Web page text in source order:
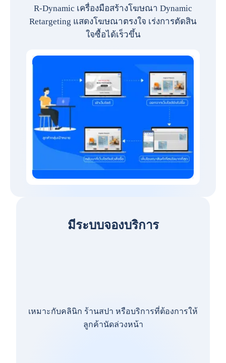
R-Dynamic เครื่องมือสร้างโฆษณา Dynamic
Retargeting แสดงโฆษณาตรงใจ เร่งการตัดสิน
ใจซื้อได้เร็วขึ้น
มีระบบจองบริการ
เหมาะกับคลินิก ร้านสปา หรือบริการที่ต้องการให้
ลูกค้านัดล่วงหน้า